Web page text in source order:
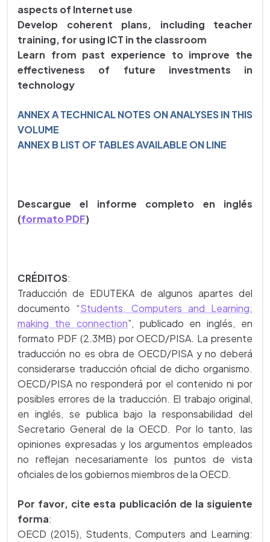
aspects of Internet use
Develop coherent plans, including teacher
training, for using ICT in the classroom
Learn from past experience to improve the
effectiveness of future investments in
technology
ANNEX A TECHNICAL NOTES ON ANALYSES IN THIS
VOLUME
ANNEX B LIST OF TABLES AVAILABLE ON LINE
Descargue el informe completo en inglés
(formato PDF)
CRÉDITOS:
Traducción de EDUTEKA de algunos apartes del
documento “Students, Computers and Learning:
making the connection”, publicado en inglés, en
formato PDF (2.3MB) por OECD/PISA. La presente
traducción no es obra de OECD/PISA y no deberá
considerarse traducción oficial de dicho organismo.
OECD/PISA no responderá por el contenido ni por
posibles errores de la traducción. El trabajo original,
en inglés, se publica bajo la responsabilidad del
Secretario General de la OECD. Por lo tanto, las
opiniones expresadas y los argumentos empleados
no reflejan necesariamente los puntos de vista
oficiales de los gobiernos miembros de la OECD.
Por favor, cite esta publicación de la siguiente
forma:
OECD (2015), Students, Computers and Learning: